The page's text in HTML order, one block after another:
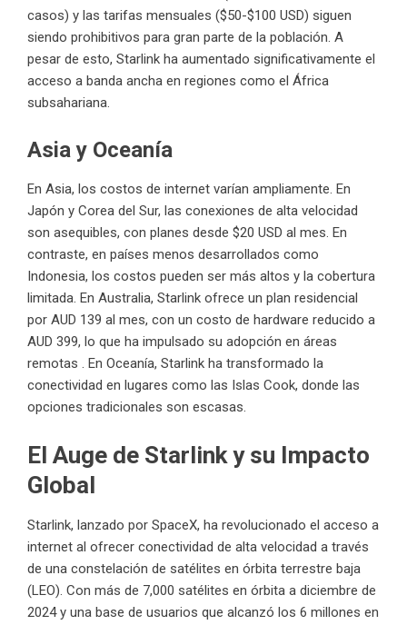
casos) y las tarifas mensuales ($50-$100 USD) siguen
siendo prohibitivos para gran parte de la población. A
pesar de esto, Starlink ha aumentado significativamente el
acceso a banda ancha en regiones como el África
subsahariana.
Asia y Oceanía
En Asia, los costos de internet varían ampliamente. En
Japón y Corea del Sur, las conexiones de alta velocidad
son asequibles, con planes desde $20 USD al mes. En
contraste, en países menos desarrollados como
Indonesia, los costos pueden ser más altos y la cobertura
limitada. En Australia, Starlink ofrece un plan residencial
por AUD 139 al mes, con un costo de hardware reducido a
AUD 399, lo que ha impulsado su adopción en áreas
remotas . En Oceanía, Starlink ha transformado la
conectividad en lugares como las Islas Cook, donde las
opciones tradicionales son escasas.
El Auge de Starlink y su Impacto
Global
Starlink, lanzado por SpaceX, ha revolucionado el acceso a
internet al ofrecer conectividad de alta velocidad a través
de una constelación de satélites en órbita terrestre baja
(LEO). Con más de 7,000 satélites en órbita a diciembre de
2024 y una base de usuarios que alcanzó los 6 millones en